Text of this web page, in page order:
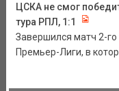
ЦСКА не смог
тура РПЛ, 1:1
Завершился матч 2-
Премьер-Лиги, в